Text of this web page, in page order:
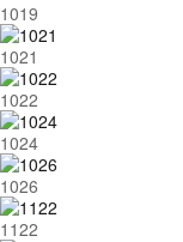
1019
1021
1022
1024
1026
1122